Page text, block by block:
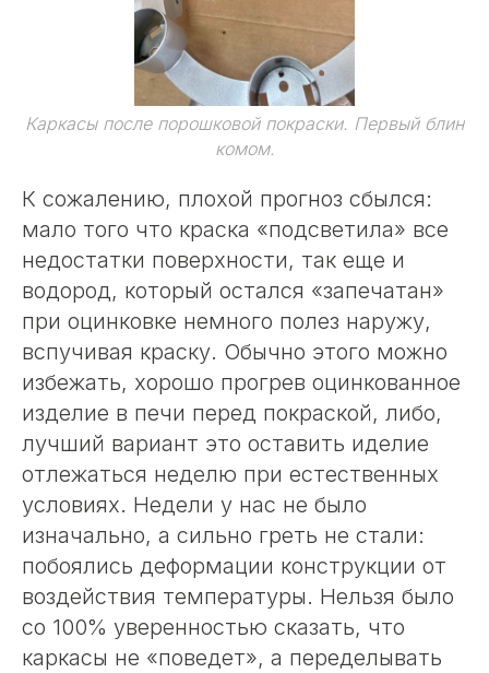
Каркасы после порошковой покраски. Первый блин
комом.
К сожалению, плохой прогноз сбылся:
мало того что краска «подсветила» все
недостатки поверхности, так еще и
водород, который остался «запечатан»
при оцинковке немного полез наружу,
вспучивая краску. Обычно этого можно
избежать, хорошо прогрев оцинкованное
изделие в печи перед покраской, либо,
лучший вариант это оставить иделие
отлежаться неделю при естественных
условиях. Недели у нас не было
изначально, а сильно греть не стали:
побоялись деформации конструкции от
воздействия температуры. Нельзя было
со 100% уверенностью сказать, что
каркасы не «поведет», а переделывать